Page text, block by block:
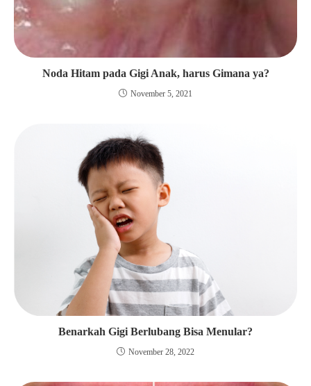
Noda Hitam pada Gigi Anak, harus Gimana ya?
November 5, 2021
Benarkah Gigi Berlubang Bisa Menular?
November 28, 2022